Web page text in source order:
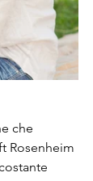
che
Rosenheim